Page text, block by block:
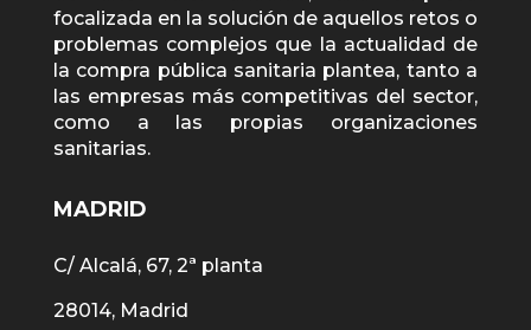
focalizada en la solución de aquellos retos o
problemas complejos que la actualidad de
la compra pública sanitaria plantea, tanto a
las empresas más competitivas del sector,
como a las propias organizaciones
sanitarias.
MADRID
C/ Alcalá, 67, 2ª planta
28014, Madrid